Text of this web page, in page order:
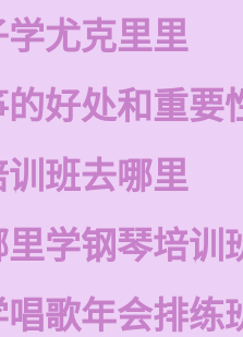
学尤克里里
的好处和重要
训班去哪里
学钢琴培训
歌年会排练